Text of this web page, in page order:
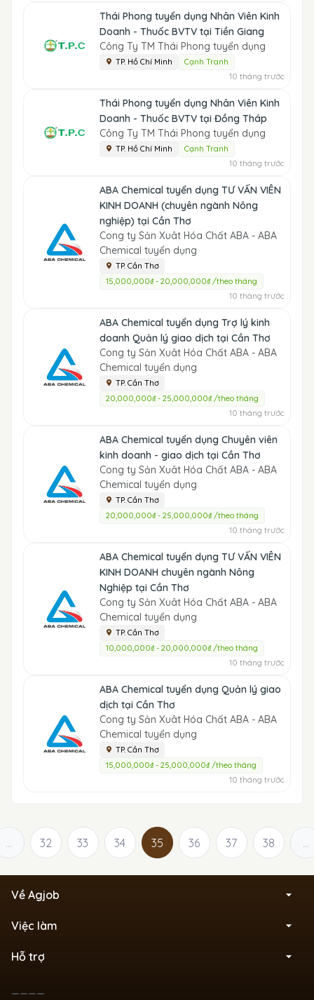
Thái Phong tuyển dụng Nhân Viên Kinh
Doanh - Thuốc BVTV tại Tiền Giang
Công Ty TM Thái Phong tuyển dụng
TP. Hồ Chí Minh Cạnh Tranh
10 tháng trước
Thái Phong tuyển dụng Nhân Viên Kinh
Doanh - Thuốc BVTV tại Đồng Tháp
Công Ty TM Thái Phong tuyển dụng
TP. Hồ Chí Minh Cạnh Tranh
10 tháng trước
ABA Chemical tuyển dụng TƯ VẤN VIÊN
KINH DOANH (chuyên ngành Nông
nghiệp) tại Cần Thơ
Cong ty Sản Xuât Hóa Chất ABA - ABA
Chemical tuyển dụng
TP. Cần Thơ
15,000,000₫ - 20,000,000₫ /theo tháng
10 tháng trước
ABA Chemical tuyển dụng Trợ lý kinh
doanh Quản lý giao dịch tại Cần Thơ
Cong ty Sản Xuât Hóa Chất ABA - ABA
Chemical tuyển dụng
TP. Cần Thơ
20,000,000₫ - 25,000,000₫ /theo tháng
10 tháng trước
ABA Chemical tuyển dụng Chuyên viên
kinh doanh - giao dịch tại Cần Thơ
Cong ty Sản Xuât Hóa Chất ABA - ABA
Chemical tuyển dụng
TP. Cần Thơ
20,000,000₫ - 25,000,000₫ /theo tháng
10 tháng trước
ABA Chemical tuyển dụng TƯ VẤN VIÊN
KINH DOANH chuyên ngành Nông
Nghiệp tại Cần Thơ
Cong ty Sản Xuât Hóa Chất ABA - ABA
Chemical tuyển dụng
TP. Cần Thơ
10,000,000₫ - 20,000,000₫ /theo tháng
10 tháng trước
ABA Chemical tuyển dụng Quản lý giao
dịch tại Cần Thơ
Cong ty Sản Xuât Hóa Chất ABA - ABA
Chemical tuyển dụng
TP. Cần Thơ
15,000,000₫ - 25,000,000₫ /theo tháng
10 tháng trước
... 32 33 34 35 36 37 38 ...
Về Agjob
Việc làm
Hỗ trợ